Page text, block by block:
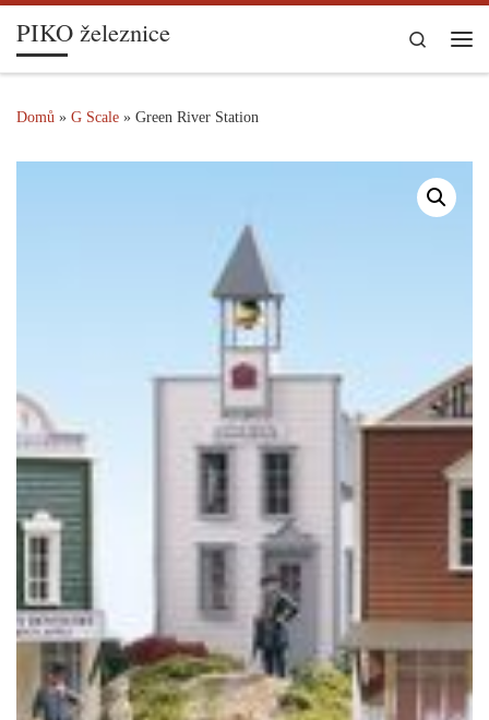
Skip to content
PIKO železnice
Search
Domů » G Scale » Green River Station